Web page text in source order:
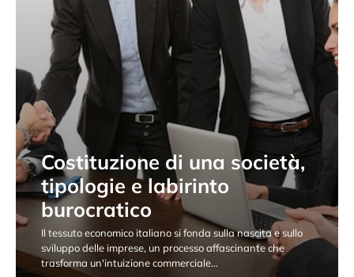
Costituzione di una società,
tipologie e labirinto
burocratico
Il tessuto economico italiano si fonda sulla nascita e sullo
sviluppo delle imprese, un processo affascinante che
trasforma un'intuizione commerciale…